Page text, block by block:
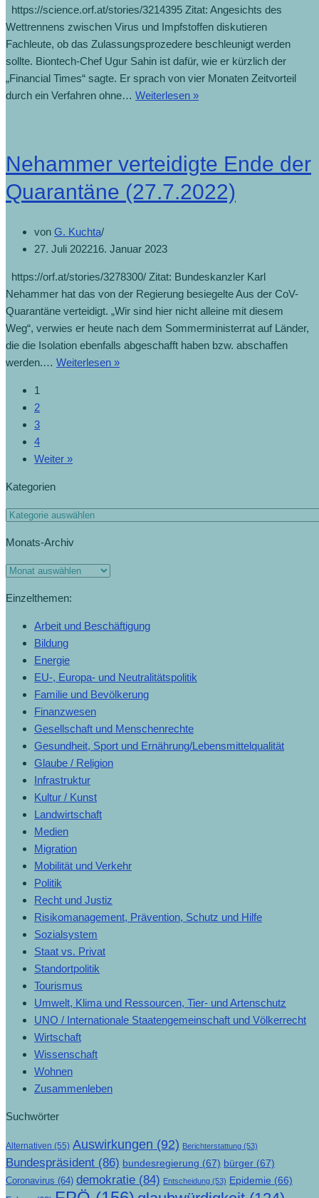
https://science.orf.at/stories/3214395 Zitat: Angesichts des
Wettrennens zwischen Virus und Impfstoffen diskutieren
Fachleute, ob das Zulassungsprozedere beschleunigt werden
sollte. Biontech-Chef Ugur Sahin ist dafür, wie er kürzlich der
„Financial Times“ sagte. Er sprach von vier Monaten Zeitvorteil
durch ein Verfahren ohne… Weiterlesen »
Nehammer verteidigte Ende der
Quarantäne (27.7.2022)
von G. Kuchta
27. Juli 202216. Januar 2023
https://orf.at/stories/3278300/ Zitat: Bundeskanzler Karl
Nehammer hat das von der Regierung besiegelte Aus der CoV-
Quarantäne verteidigt. „Wir sind hier nicht alleine mit diesem
Weg“, verwies er heute nach dem Sommerministerrat auf Länder,
die die Isolation ebenfalls abgeschafft haben bzw. abschaffen
werden.… Weiterlesen »
1
2
3
4
Weiter »
Kategorien
Monats-Archiv
Einzelthemen:
Arbeit und Beschäftigung
Bildung
Energie
EU-, Europa- und Neutralitätspolitik
Familie und Bevölkerung
Finanzwesen
Gesellschaft und Menschenrechte
Gesundheit, Sport und Ernährung/Lebensmittelqualität
Glaube / Religion
Infrastruktur
Kultur / Kunst
Landwirtschaft
Medien
Migration
Mobilität und Verkehr
Politik
Recht und Justiz
Risikomanagement, Prävention, Schutz und Hilfe
Sozialsystem
Staat vs. Privat
Standortpolitik
Tourismus
Umwelt, Klima und Ressourcen, Tier- und Artenschutz
UNO / Internationale Staatengemeinschaft und Völkerrecht
Wirtschaft
Wissenschaft
Wohnen
Zusammenleben
Suchwörter
Alternativen (55) Auswirkungen (92) Berichterstattung (53)
Bundespräsident (86) bundesregierung (67) bürger (67)
Coronavirus (64) demokratie (84) Entscheidung (53) Epidemie (66)